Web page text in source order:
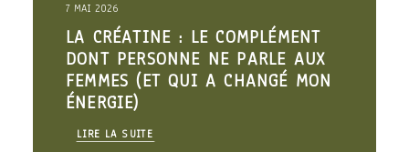
7 MAI 2026
LA CRÉATINE : LE COMPLÉMENT
DONT PERSONNE NE PARLE AUX
FEMMES (ET QUI A CHANGÉ MON
ÉNERGIE)
LIRE LA SUITE